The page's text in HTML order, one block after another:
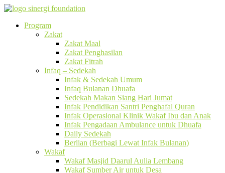
Program
Zakat
Zakat Maal
Zakat Penghasilan
Zakat Fitrah
Infaq – Sedekah
Infak & Sedekah Umum
Infaq Bulanan Dhuafa
Sedekah Makan Siang Hari Jumat
Infak Pendidikan Santri Penghafal Quran
Infak Operasional Klinik Wakaf Ibu dan Anak
Infak Pengadaan Ambulance untuk Dhuafa
Daily Sedekah
Berlian (Berbagi Lewat Infak Bulanan)
Wakaf
Wakaf Masjid Daarul Aulia Lembang
Wakaf Sumber Air untuk Desa